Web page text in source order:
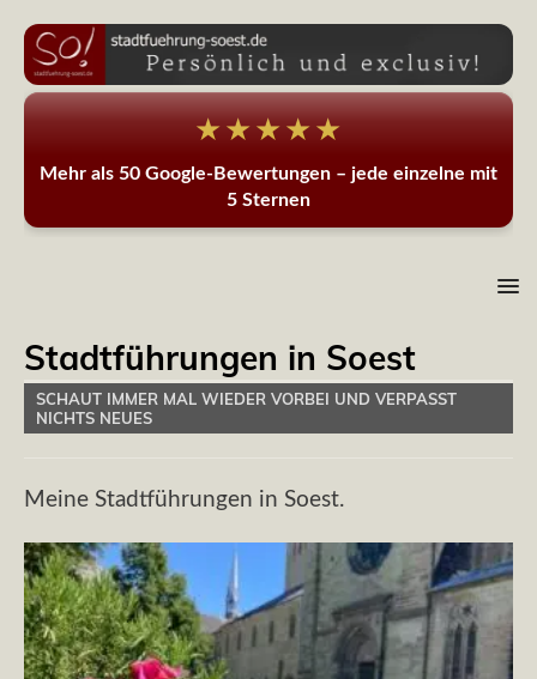
★★★★★
Mehr als 50 Google-Bewertungen – jede einzelne mit
5 Sternen
Stadtführungen in Soest
SCHAUT IMMER MAL WIEDER VORBEI UND VERPASST
NICHTS NEUES
Meine Stadtführungen in Soest.